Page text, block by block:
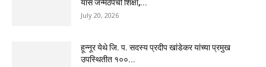
यास जन्मठेपेची शिक्षा,...
July 20, 2026
हून्नूर येथे जि. प. सदस्य प्रदीप खांडेकर यांच्या प्रमुख
उपस्थितीत १००...